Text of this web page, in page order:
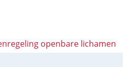
openbare lichamen